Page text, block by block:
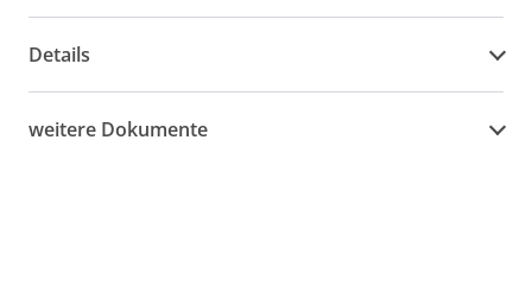
Details
weitere Dokumente